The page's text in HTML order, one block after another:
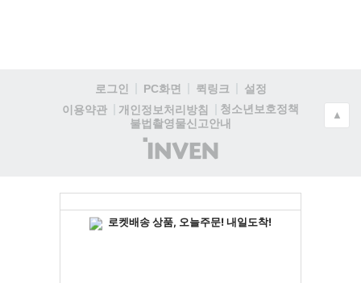
로그인 PC화면 퀵링크
설정
이용약관
개인정보처리방침
청소년보호정책
불법촬영물신고안내
(주)
인
▲